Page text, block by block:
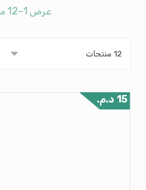
عرض 1–12 من أصل 86 نتيجة
15 د.م.